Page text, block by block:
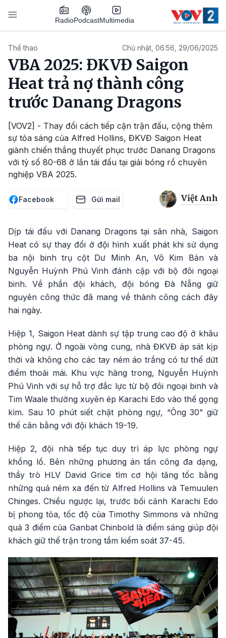
Nhảy đến nội dung
RadioPodcastMultimedia
Thể thao Chủ nhật, 06:56, 29/06/2025
VBA 2025: ĐKVĐ Saigon
Heat trả nợ thành công
trước Danang Dragons
[VOV2] - Thay đổi cách tiếp cận trận đấu, cộng thêm
sự tỏa sáng của Alfred Hollins, ĐKVĐ Saigon Heat
giành chiến thắng thuyết phục trước Danang Dragons
với tỷ số 80-68 ở lần tái đấu tại giải bóng rổ chuyên
nghiệp VBA 2025.
Facebook Gửi mail Việt Anh
Dịp tái đấu với Danang Dragons tại sân nhà, Saigon
Heat có sự thay đổi ở đội hình xuất phát khi sử dụng
ba nội binh trụ cột Dư Minh An, Võ Kim Bản và
Nguyễn Huỳnh Phú Vinh đánh cặp với bộ đôi ngoại
binh. Về phần đội khách, đội bóng Đà Nẵng giữ
nguyên công thức đã mang về thành công cách đây
hai ngày.
Hiệp 1, Saigon Heat dành sự tập trung cao độ ở khâu
phòng ngự. Ở ngoài vòng cung, nhà ĐKVĐ áp sát kịp
thời và không cho các tay ném áo trắng có tư thế dứt
điểm thoải mái. Khu vực hàng trong, Nguyễn Huỳnh
Phú Vinh với sự hỗ trợ đắc lực từ bộ đôi ngoại binh và
Tim Waale thường xuyên ép Karachi Edo vào thế gọng
kìm. Sau 10 phút siết chặt phòng ngự, “Ông 30” giữ
thế cân bằng với đội khách 19-19.
Hiệp 2, đội nhà tiếp tục duy trì áp lực phòng ngự
khổng lồ. Bên những phương án tấn công đa dạng,
thầy trò HLV David Grice tìm cơ hội tăng tốc bằng
những quả ném xa đến từ Alfred Hollins và Temuulen
Chinges. Chiều ngược lại, trước bối cảnh Karachi Edo
bị phong tỏa, tốc độ của Timothy Simmons và những
quả 3 điểm của Ganbat Chinbold là điểm sáng giúp đội
khách giữ thế trận trong tầm kiểm soát 37-45.